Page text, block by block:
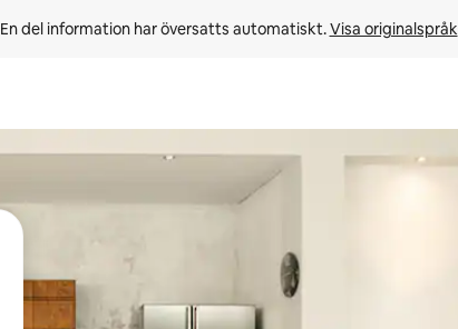
En del information har översatts automatiskt. Visa originalspråk